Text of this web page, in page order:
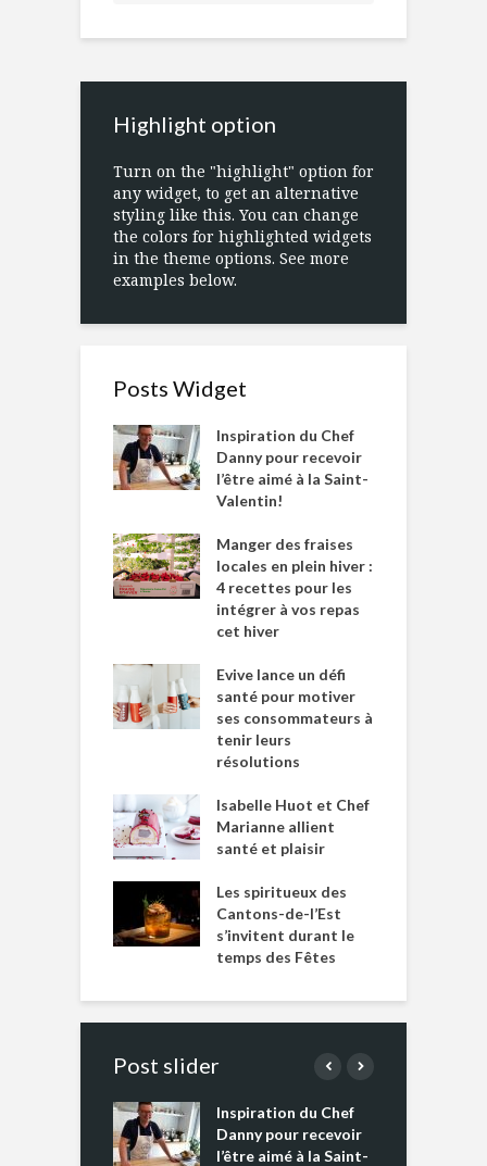
Highlight option
Turn on the "highlight" option for
any widget, to get an alternative
styling like this. You can change
the colors for highlighted widgets
in the theme options. See more
examples below.
Posts Widget
Inspiration du Chef
Danny pour recevoir
l’être aimé à la Saint-
Valentin!
Manger des fraises
locales en plein hiver :
4 recettes pour les
intégrer à vos repas
cet hiver
Evive lance un défi
santé pour motiver
ses consommateurs à
tenir leurs
résolutions
Isabelle Huot et Chef
Marianne allient
santé et plaisir
Les spiritueux des
Cantons-de-l’Est
s’invitent durant le
temps des Fêtes
Post slider
Inspiration du Chef
Danny pour recevoir
l’être aimé à la Saint-